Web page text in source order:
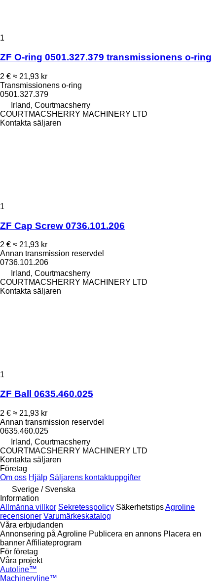
1
ZF O-ring 0501.327.379 transmissionens o-ring
2 € ≈ 21,93 kr
Transmissionens o-ring
0501.327.379
Irland, Courtmacsherry
COURTMACSHERRY MACHINERY LTD
Kontakta säljaren
1
ZF Cap Screw 0736.101.206
2 € ≈ 21,93 kr
Annan transmission reservdel
0736.101.206
Irland, Courtmacsherry
COURTMACSHERRY MACHINERY LTD
Kontakta säljaren
1
ZF Ball 0635.460.025
2 € ≈ 21,93 kr
Annan transmission reservdel
0635.460.025
Irland, Courtmacsherry
COURTMACSHERRY MACHINERY LTD
Kontakta säljaren
Företag
Om oss Hjälp Säljarens kontaktuppgifter
Sverige / Svenska
Information
Allmänna villkor Sekretesspolicy SäkerhetstipsAgroline
recensioner Varumärkeskatalog
Våra erbjudanden
Annonsering på Agroline Publicera en annons Placera en
bannerAffiliateprogram
För företag
Våra projekt
Autoline™
Machineryline™